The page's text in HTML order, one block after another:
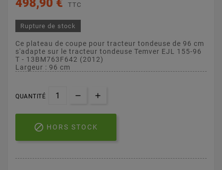
498,90 € TTC
Rupture de stock
Ce plateau de coupe pour tracteur tondeuse de 96 cm
s'adapte sur le tracteur tondeuse Temver EJL 155-96
T - 13BM763F642 (2012)
Largeur : 96 cm
QUANTITÉ
 HORS STOCK